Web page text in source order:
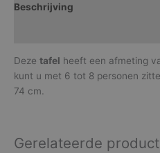
Beschrijving
Deze tafel heeft een afmeting
kunt u met 6 tot 8 personen
74 cm.
Gerelateerde